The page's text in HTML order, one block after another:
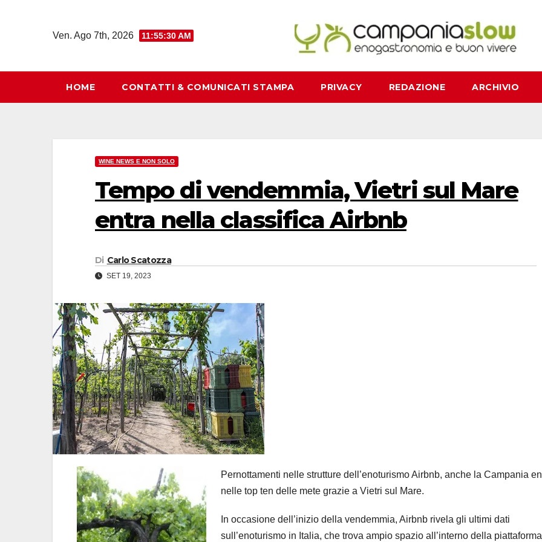
Ven. Ago 7th, 2026 11:55:31 AM
HOME CONTATTI & COMUNICATI STAMPA PRIVACY REDAZIONE ARCHIVIO
WINE NEWS E NON SOLO
Tempo di vendemmia, Vietri sul Mare
entra nella classifica Airbnb
Di Carlo Scatozza
SET 19, 2023
Pernottamenti nelle strutture dell’enoturismo Airbnb, anche la Campania
nelle top ten delle mete grazie a Vietri sul Mare.
In occasione dell’inizio della vendemmia, Airbnb rivela gli ultimi dati
sull’enoturismo in Italia, che trova ampio spazio all’interno della piattaforma